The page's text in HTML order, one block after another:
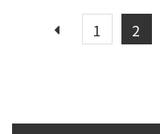
1 2